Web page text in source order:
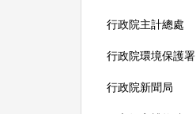
行政院主計總處
行政院環境保護署
行政院新聞局